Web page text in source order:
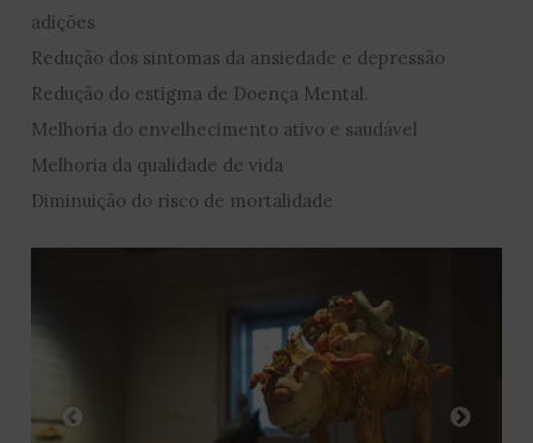
adições
Redução dos sintomas da ansiedade e depressão
Redução do estigma de Doença Mental.
Melhoria do envelhecimento ativo e saudável
Melhoria da qualidade de vida
Diminuição do risco de mortalidade